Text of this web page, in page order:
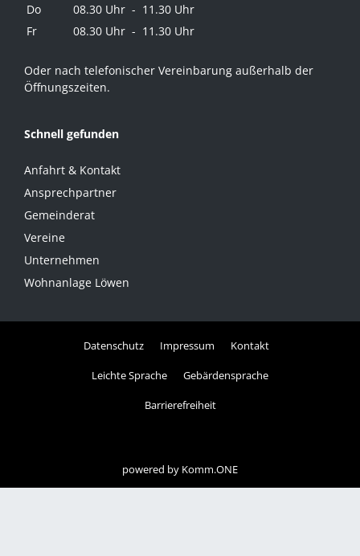
Do
08.30 Uhr - 11.30 Uhr
Fr
08.30 Uhr - 11.30 Uhr
Oder nach telefonischer Vereinbarung außerhalb der
Öffnungszeiten.
Schnell gefunden
Anfahrt & Kontakt
Ansprechpartner
Gemeinderat
Vereine
Unternehmen
Wohnanlage Löwen
Datenschutz Impressum Kontakt
Leichte Sprache Gebärdensprache
Barrierefreiheit
powered by Komm.ONE